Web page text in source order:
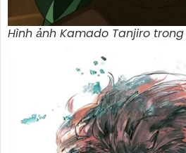
Hình ảnh Kamado Tanjiro